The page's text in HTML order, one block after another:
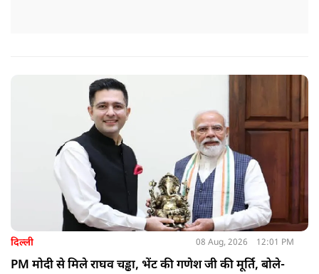
दिल्ली 08 Aug, 2026 12:01 PM
PM मोदी से मिले राघव चड्ढा, भेंट की गणेश जी की मूर्ति, बोले-